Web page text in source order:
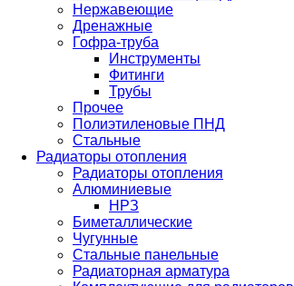
Нержавеющие
Дренажные
Гофра-труба
Инструменты
Фитинги
Трубы
Прочее
Полиэтиленовые ПНД
Стальные
Радиаторы отопления
Радиаторы отопления
Алюминиевые
НРЗ
Биметаллические
Чугунные
Стальные панельные
Радиаторная арматура